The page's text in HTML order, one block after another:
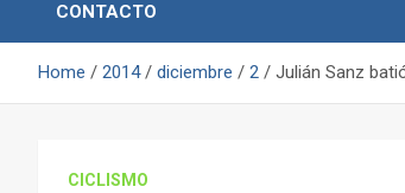
CONTACTO
Home 2014 diciembre 2 Julián Sanz
CICLISMO